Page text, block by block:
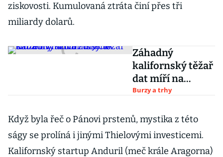
ziskovosti. Kumulovaná ztráta činí přes tři
miliardy dolarů.
Záhadný
kalifornský těžař
dat míří na
burzu. Jeho
FBI i CIA
Burzy a trhy
Když byla řeč o Pánovi prstenů, mystika z této
ságy se prolíná i jinými Thielovými investicemi.
Kalifornský startup Anduril (meč krále Aragorna)